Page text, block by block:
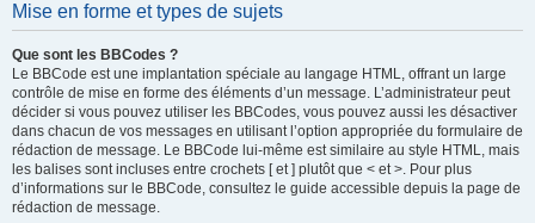
Mise en forme et types de sujets
Que sont les BBCodes ?
Le BBCode est une implantation spéciale au langage HTML, offrant un large
contrôle de mise en forme des éléments d’un message. L’administrateur peut
décider si vous pouvez utiliser les BBCodes, vous pouvez aussi les désactiver
dans chacun de vos messages en utilisant l’option appropriée du formulaire de
rédaction de message. Le BBCode lui-même est similaire au style HTML, mais
les balises sont incluses entre crochets [ et ] plutôt que < et >. Pour plus
d’informations sur le BBCode, consultez le guide accessible depuis la page de
rédaction de message.